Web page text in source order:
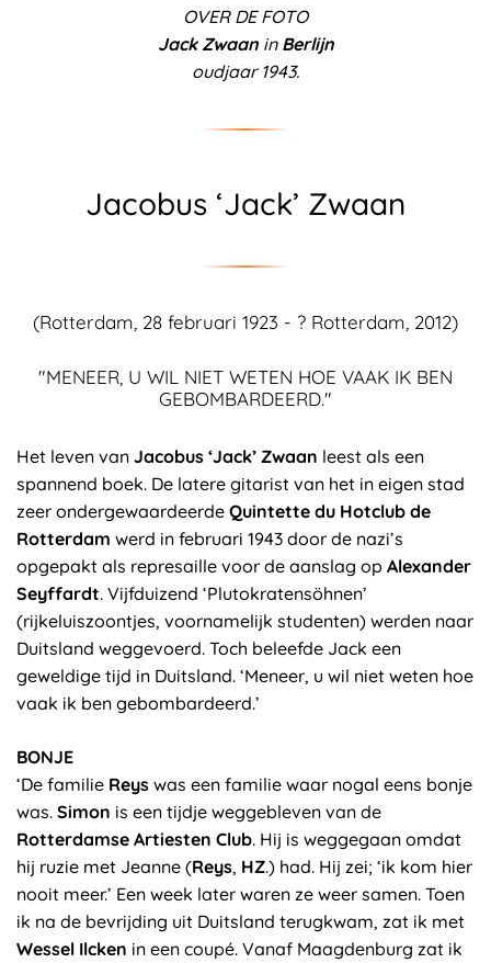
OVER DE FOTO
Jack Zwaanin Berlijn
oudjaar 1943.
Jacobus ‘Jack’ Zwaan
(Rotterdam, 28 februari 1923 - ? Rotterdam, 2012)
"MENEER, U WIL NIET WETEN HOE VAAK IK BEN
GEBOMBARDEERD."
Het leven van Jacobus ‘Jack’ Zwaan leest als een
spannend boek. De latere gitarist van het in eigen stad
zeer ondergewaardeerde Quintette du Hotclub de
Rotterdam werd in februari 1943 door de nazi’s
opgepakt als represaille voor de aanslag op Alexander
Seyffardt. Vijfduizend ‘Plutokratensöhnen’
(rijkeluiszoontjes, voornamelijk studenten) werden naar
Duitsland weggevoerd. Toch beleefde Jack een
geweldige tijd in Duitsland. ‘Meneer, u wil niet weten hoe
vaak ik ben gebombardeerd.’
BONJE
‘De familie Reys was een familie waar nogal eens bonje
was. Simon is een tijdje weggebleven van de
Rotterdamse Artiesten Club. Hij is weggegaan omdat
hij ruzie met Jeanne (Reys, HZ.) had. Hij zei; ‘ik kom hier
nooit meer.’ Een week later waren ze weer samen. Toen
ik na de bevrijding uit Duitsland terugkwam, zat ik met
Wessel Ilcken in een coupé. Vanaf Maagdenburg zat ik